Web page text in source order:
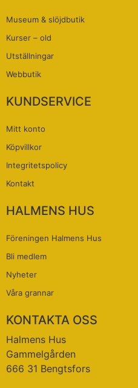
KONTAKTA OSS
Halmens Hus
Gammelgården
666 31 Bengtsfors
Museum & slöjdbutik
Kurser – old
Utställningar
Webbutik
KUNDSERVICE
Mitt konto
Köpvillkor
Integritetspolicy
Kontakt
HALMENS HUS
Föreningen Halmens Hus
Bli medlem
Nyheter
Våra grannar